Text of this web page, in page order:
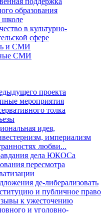
образования
школе
в культурно-
сфере
и СМИ
СМИ
проекта
мероприятия
толка
идея,
империализм
любви...
дела ЮКОСа
пересмотра
де-либерализовать
и публичное право
к ужесточению
и уголовно-